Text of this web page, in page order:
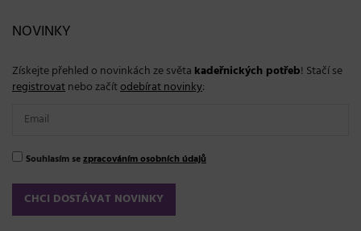
NOVINKY
Získejte přehled o novinkách ze světa kadeřnických potřeb! Stačí se
registrovatnebo začítodebírat novinky:
Souhlasím sezpracováním osobních údajů